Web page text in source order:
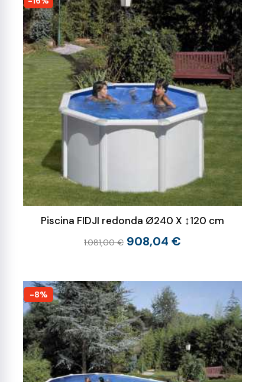
Piscina FIDJI redonda Ø240 X ↕120 cm
1.081,00 € 908,04 €
-8%